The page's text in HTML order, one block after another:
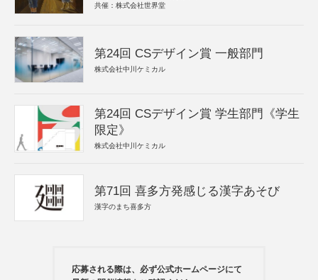
共催：株式会社世界堂
第24回 CSデザイン賞 一般部門
株式会社中川ケミカル
第24回 CSデザイン賞 学生部門《学生
限定》
株式会社中川ケミカル
第71回 喜多方発感じる漢字あそび
漢字のまち喜多方
応募される際は、必ず公式ホームページにて